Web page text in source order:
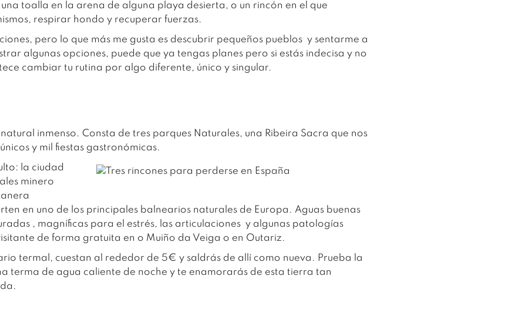
toalla en la arena de alguna playa desierta, o un rincón en el que
respirar hondo y recuperar fuerzas.
pero lo que más me gusta es descubrir pequeños pueblos y sentarme a
algunas opciones, puede que ya tengas planes pero si estás indecisa y no
cambiar tu rutina por algo diferente, único y singular.
inmenso. Consta de tres parques Naturales, una Ribeira Sacra que nos
y mil fiestas gastronómicas.
la ciudad
minero
en uno de los principales balnearios naturales de Europa. Aguas buenas
, magníficas para el estrés, las articulaciones y algunas patologías
de forma gratuita en o Muiño da Veiga o en Outariz.
termal, cuestan al rededor de 5€ y saldrás de allí como nueva. Prueba la
terma de agua caliente de noche y te enamorarás de esta tierra tan